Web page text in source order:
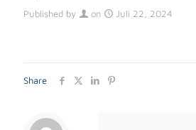
Published by on Juli 22, 2024
Share